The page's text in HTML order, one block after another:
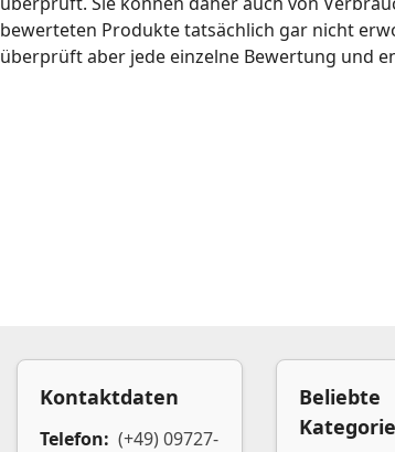
bewerteten Produkte tatsächlich gar nicht
überprüft aber jede einzelne Bewertung und
Kontaktdaten
Telefon: (+49) 09727-
Beliebte